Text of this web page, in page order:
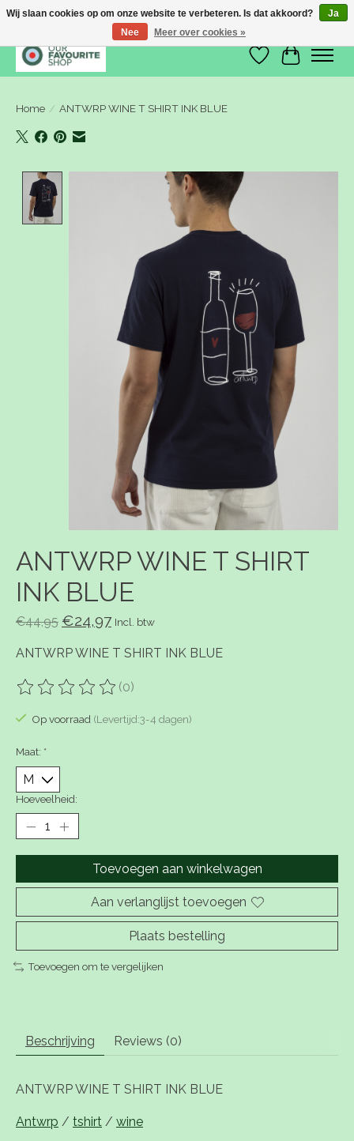
Verlanglijst
Home / ANTWRP WINE T SHIRT INK BLUE
Product image slideshow Items
ANTWRP WINE T SHIRT
INK BLUE
€44,95 €24,97 Incl. btw
ANTWRP WINE T SHIRT INK BLUE
De beoordeling van dit product is
(0)
Op voorraad (Levertijd:3-4 dagen)
Maat: *
Hoeveelheid:
Toevoegen aan winkelwagen
Aan verlanglijst toevoegen
Plaats bestelling
Toevoegen om te vergelijken
Beschrijving Reviews (0)
ANTWRP WINE T SHIRT INK BLUE
Antwrp / tshirt / wine
Wij slaan cookies op om onze website te verbeteren. Is dat akkoord?
Ja
Nee
Meer over cookies »